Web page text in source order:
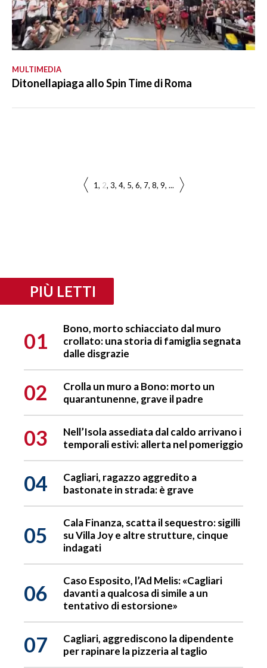
MULTIMEDIA
Ditonellapiaga allo Spin Time di Roma
1 2 3 4 5 6 7 8 9 ...
PIÙ LETTI
01
Bono, morto schiacciato dal muro
crollato: una storia di famiglia segnata
dalle disgrazie
02
Crolla un muro a Bono: morto un
quarantunenne, grave il padre
03
Nell’Isola assediata dal caldo arrivano i
temporali estivi: allerta nel pomeriggio
04
Cagliari, ragazzo aggredito a
bastonate in strada: è grave
05
Cala Finanza, scatta il sequestro: sigilli
su Villa Joy e altre strutture, cinque
indagati
06
Caso Esposito, l’Ad Melis: «Cagliari
davanti a qualcosa di simile a un
tentativo di estorsione»
07
Cagliari, aggrediscono la dipendente
per rapinare la pizzeria al taglio